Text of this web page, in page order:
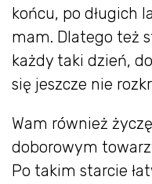
końcu, po długich
mam. Dlatego też
każdy taki dzień,
się jeszcze nie
Wam również
doborowym
Po takim starcie